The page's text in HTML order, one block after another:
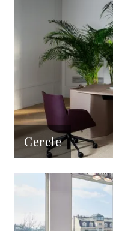
Cercle